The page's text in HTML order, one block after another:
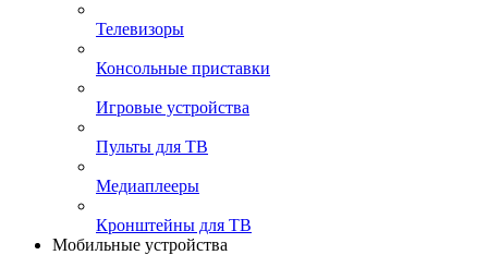
Телевизоры
Консольные приставки
Игровые устройства
Пульты для ТВ
Медиаплееры
Кронштейны для ТВ
Мобильные устройства